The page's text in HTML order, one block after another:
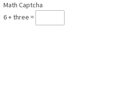
Math Captcha
6 + three =